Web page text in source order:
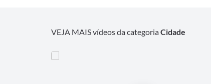
VEJA MAIS vídeos da categoriaCidade